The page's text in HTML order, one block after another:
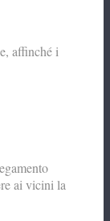
affinché i
ai vicini la